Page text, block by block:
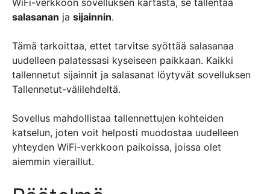
salasanan ja sijainnin.
Tämä tarkoittaa, ettet tarvitse syöttää salasanaa
uudelleen palatessasi kyseiseen paikkaan. Kaikki
tallennetut sijainnit ja salasanat löytyvät sovelluksen
Tallennetut-välilehdeltä.
Sovellus mahdollistaa tallennettujen kohteiden
katselun, joten voit helposti muodostaa uudelleen
yhteyden WiFi-verkkoon paikoissa, joissa olet
aiemmin vieraillut.